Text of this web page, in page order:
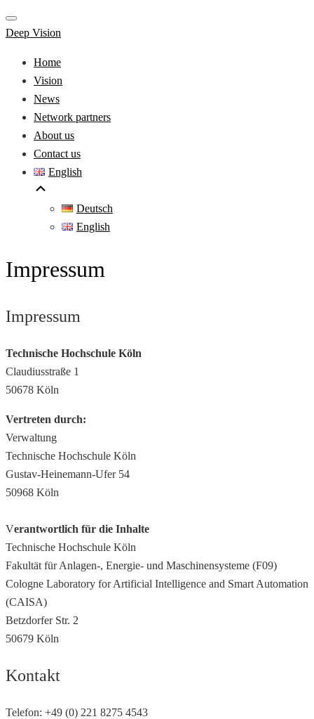
Deep Vision
Home
Vision
News
Network partners
About us
Contact us
English
Deutsch
English
Impressum
Impressum
Technische Hochschule Köln
Claudiusstraße 1
50678 Köln
Vertreten durch:
Verwaltung
Technische Hochschule Köln
Gustav-Heinemann-Ufer 54
50968 Köln
Verantwortlich für die Inhalte
Technische Hochschule Köln
Fakultät für Anlagen-, Energie- und Maschinensysteme (F09)
Cologne Laboratory for Artificial Intelligence and Smart Automation
(CAISA)
Betzdorfer Str. 2
50679 Köln
Kontakt
Telefon: +49 (0) 221 8275 4543